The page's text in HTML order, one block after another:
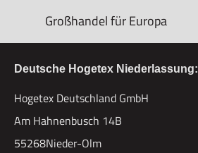
Großhandel für Europa
Deutsche Hogetex Niederlassung:
Hogetex Deutschland GmbH
Am Hahnenbusch 14B
55268Nieder-Olm